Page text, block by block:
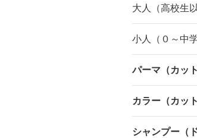
大人（高校生以
小人（０～中
パーマ（カッ
カラー（カッ
シャンプー（